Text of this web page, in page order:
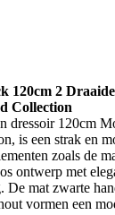
120cm 2
Collection
dressoir 120cm
is een strak en
zoals de
ontwerp met
De mat zwarte
vormen een